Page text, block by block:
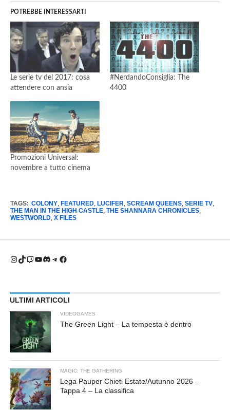
POTREBBE INTERESSARTI
Le serie tv del 2017: cosa
attendere con ansia
#NerdandoConsiglia: The
4400
Promozioni Universal:
novembre a tutto cinema
TAGS: COLONY, FEATURED, LUCIFER, SCREAM QUEENS, SERIE TV,
THE MAN IN THE HIGH CASTLE, THE SHANNARA CHRONICLES,
WESTWORLD, X FILES
Instagram
TikTok
Twitch
YouTube
Discord
Telegram
Facebook
ULTIMI ARTICOLI
VIDEOGAMES
The Green Light – La tempesta è dentro
MAGIC: THE GATHERING
Lega Pauper Chieti Estate/Autunno 2026 –
Tappa 4 – La classifica